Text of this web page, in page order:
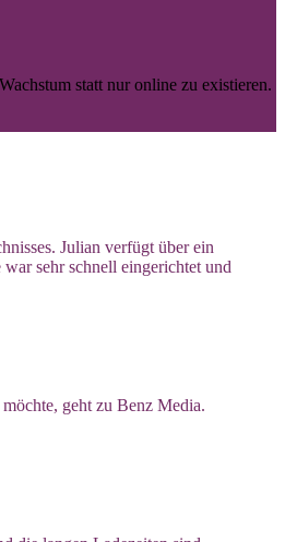
statt nur online zu existieren.
Julian verfügt über ein
sehr schnell eingerichtet und
geht zu Benz Media.